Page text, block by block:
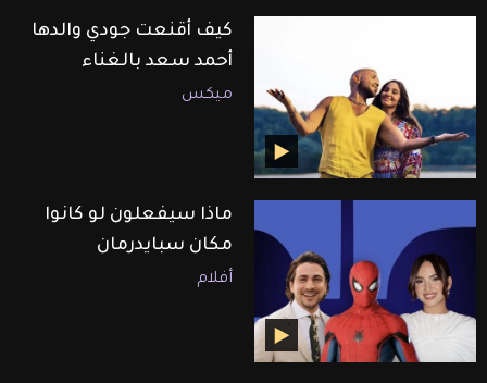
كيف أقنعت جودي والدها
أحمد سعد بالغناء
ميكس
ماذا سيفعلون لو كانوا
مكان سبايدرمان
أفلام